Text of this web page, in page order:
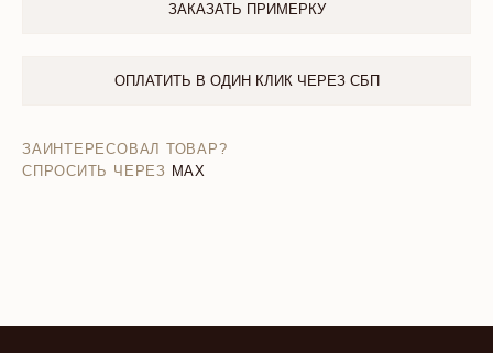
ЗАКАЗАТЬ ПРИМЕРКУ
ОПЛАТИТЬ В ОДИН КЛИК ЧЕРЕЗ СБП
ЗАИНТЕРЕСОВАЛ ТОВАР?
СПРОСИТЬ ЧЕРЕЗ MAX